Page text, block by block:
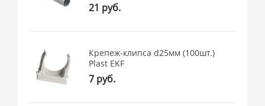
21 руб.
Крепеж-клипса d25мм (100шт.)
Plast EKF
7 руб.